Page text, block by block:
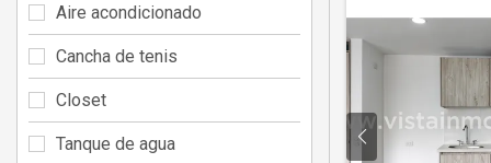
Aire acondicionado
Cancha de tenis
Closet
Tanque de agua